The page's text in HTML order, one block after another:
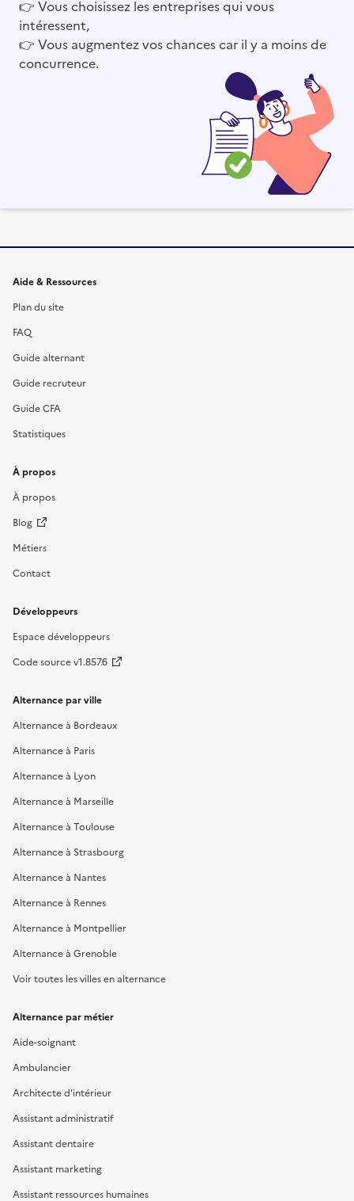
👉 Vous choisissez les entreprises qui vous
intéressent,
👉 Vous augmentez vos chances car il y a moins de
concurrence.
Informations et liens du site
Aide & Ressources
Plan du site
FAQ
Guide alternant
Guide recruteur
Guide CFA
Statistiques
À propos
À propos
Blog
Métiers
Contact
Développeurs
Espace développeurs
Code source v1.857.6
Alternance par ville
Alternance à Bordeaux
Alternance à Paris
Alternance à Lyon
Alternance à Marseille
Alternance à Toulouse
Alternance à Strasbourg
Alternance à Nantes
Alternance à Rennes
Alternance à Montpellier
Alternance à Grenoble
Voir toutes les villes en alternance
Alternance par métier
Aide-soignant
Ambulancier
Architecte d'intérieur
Assistant administratif
Assistant dentaire
Assistant marketing
Assistant ressources humaines